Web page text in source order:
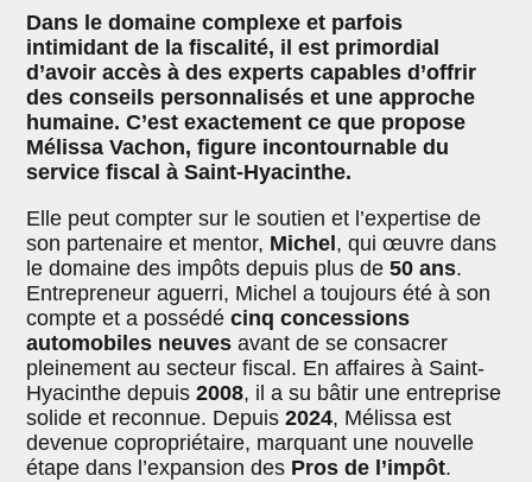
Dans le domaine complexe et parfois
intimidant de la fiscalité, il est primordial
d’avoir accès à des experts capables d’offrir
des conseils personnalisés et une approche
humaine. C’est exactement ce que propose
Mélissa Vachon, figure incontournable du
service fiscal à Saint-Hyacinthe.
Elle peut compter sur le soutien et l’expertise de
son partenaire et mentor, Michel , qui œuvre dans
le domaine des impôts depuis plus de50 ans.
Entrepreneur aguerri, Michel a toujours été à son
compte et a possédécinq concessions
automobiles neuves avant de se consacrer
pleinement au secteur fiscal. En affaires à Saint-
Hyacinthe depuis2008, il a su bâtir une entreprise
solide et reconnue. Depuis2024, Mélissa est
devenue copropriétaire, marquant une nouvelle
étape dans l’expansion des Pros de l’impôt.